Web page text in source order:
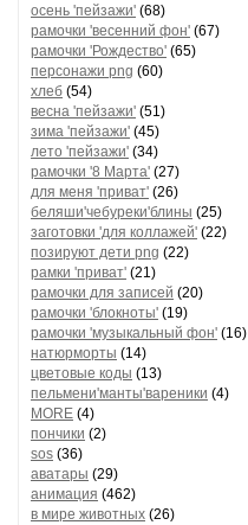
осень 'пейзажи' (68)
рамочки 'весенний фон' (67)
рамочки 'Рождество' (65)
персонажи png (60)
хлеб (54)
весна 'пейзажи' (51)
зима 'пейзажи' (45)
лето 'пейзажи' (34)
рамочки '8 Марта' (27)
для меня 'приват' (26)
беляши'чебуреки'блины (25)
заготовки 'для коллажей' (22)
позируют дети png (22)
рамки 'приват' (21)
рамочки для записей (20)
рамочки 'блокноты' (19)
рамочки 'музыкальный фон' (16)
натюрморты (14)
цветовые коды (13)
пельмени'манты'вареники (4)
MORE (4)
пончики (2)
sos (36)
аватары (29)
анимация (462)
в мире животных (26)